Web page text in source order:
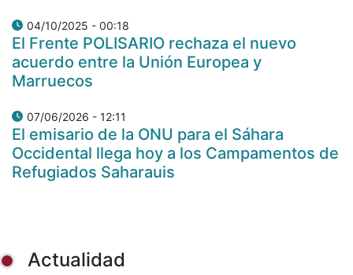
04/10/2025 - 00:18
El Frente POLISARIO rechaza el nuevo
acuerdo entre la Unión Europea y
Marruecos
07/06/2026 - 12:11
El emisario de la ONU para el Sáhara
Occidental llega hoy a los Campamentos de
Refugiados Saharauis
Actualidad